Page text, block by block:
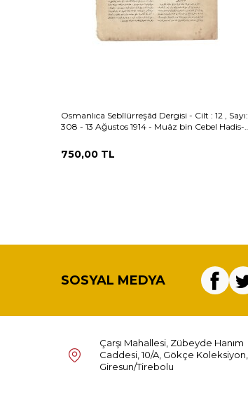
Osmanlıca Sebîlürreşâd Dergisi - Cilt : 12 , Sayı:
308 - 13 Ağustos 1914 - Muâz bin Cebel Hadis-i
750,00 TL
SOSYAL MEDYA
Çarşı Mahallesi, Zübeyde Hanım
Caddesi, 10/A, Gökçe Koleksiyon,
Giresun/Tirebolu